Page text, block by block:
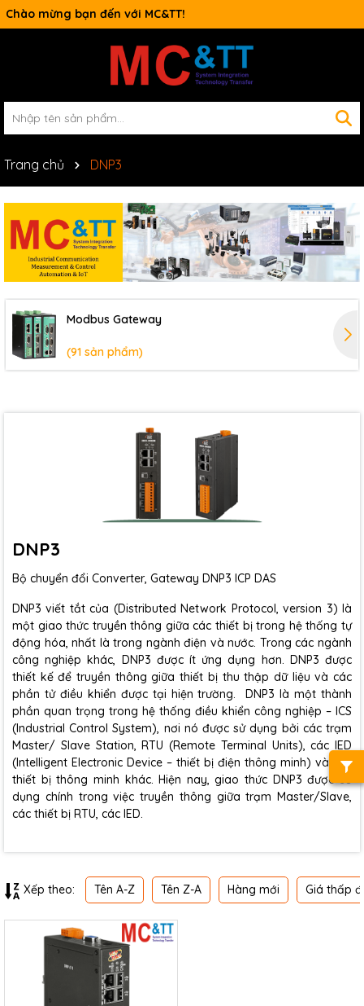
Chào mừng bạn đến với MC&TT!
Trang chủ DNP3
Modbus Gateway
(91 sản phẩm)
DNP3
Bộ chuyển đổi Converter, Gateway DNP3 ICP DAS
DNP3 viết tắt của (Distributed Network Protocol, version 3) là
một giao thức truyền thông giữa các thiết bị trong hệ thống tự
động hóa, nhất là trong ngành điện và nước. Trong các ngành
công nghiệp khác, DNP3 được ít ứng dụng hơn. DNP3 được
thiết kế để truyền thông giữa thiết bị thu thập dữ liệu và các
phần tử điều khiển được tại hiện trường. DNP3 là một thành
phần quan trọng trong hệ thống điều khiển công nghiệp – ICS
(Industrial Control System), nơi nó được sử dụng bởi các trạm
Master/ Slave Station, RTU (Remote Terminal Units), các IED
(Intelligent Electronic Device – thiết bị điện thông minh) và các
thiết bị thông minh khác. Hiện nay, giao thức DNP3 được sử
dụng chính trong việc truyền thông giữa trạm Master/Slave,
các thiết bị RTU, các IED.
Xếp theo: Tên A-Z Tên Z-A Hàng mới Giá thấp